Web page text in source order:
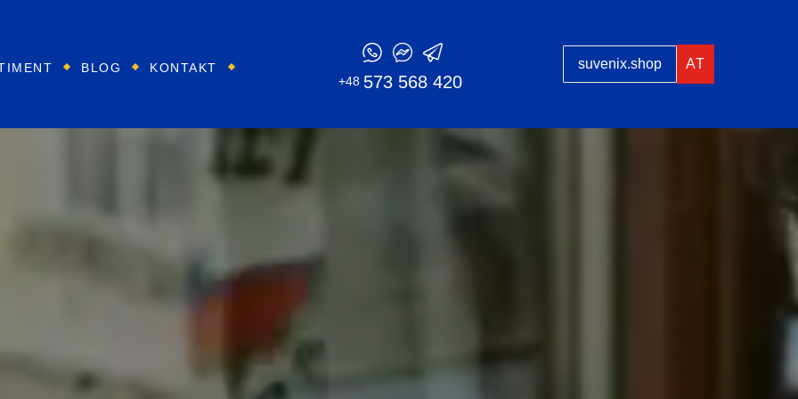
BLOG KONTAKT
+48 573 568 420
suvenix.shop AT